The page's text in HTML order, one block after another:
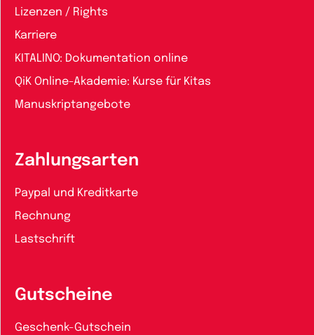
Lizenzen / Rights
Karriere
KITALINO: Dokumentation online
QiK Online-Akademie: Kurse für Kitas
Manuskriptangebote
Zahlungsarten
Paypal und Kreditkarte
Rechnung
Lastschrift
Gutscheine
Geschenk-Gutschein